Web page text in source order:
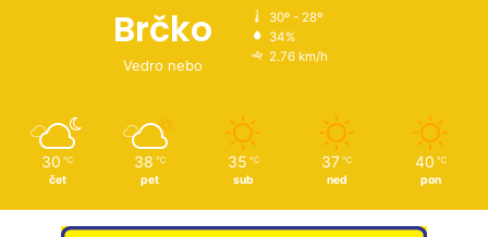
Brčko
Vedro nebo
30º - 28º
34%
2.76 km/h
30 ℃
čet
38 ℃
pet
35 ℃
sub
37 ℃
ned
40 ℃
pon